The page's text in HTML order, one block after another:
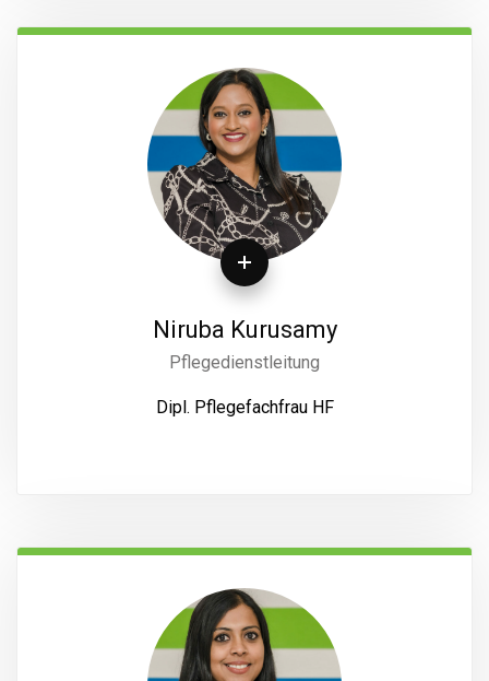
Niruba Kurusamy
Pflegedienstleitung
Dipl. Pflegefachfrau HF